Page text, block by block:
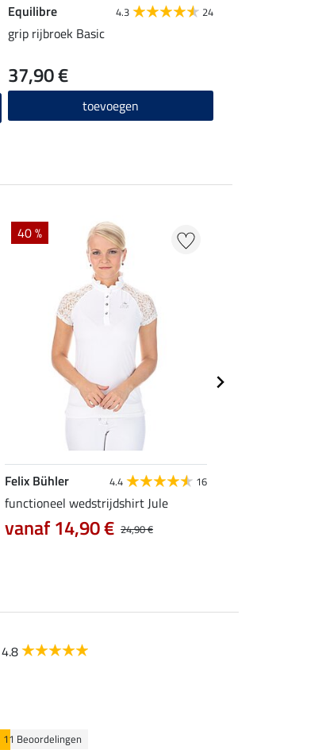
Equilibre 4.3 24
grip rijbroek Basic
37,90 €
toevoegen
40 %
Felix Bühler 4.4 16
functioneel wedstrijdshirt Jule
24,90 €
vanaf 14,90 €
4.8
11 Beoordelingen